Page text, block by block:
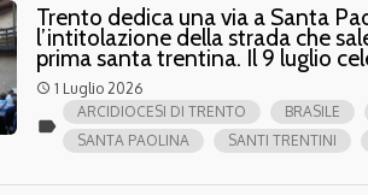
Trento dedica una via a Santa
l’intitolazione della strada che
prima santa trentina. Il 9 luglio
access_time 1 Luglio 2026
label
ARCIDIOCESI DI TRENTO BRASILE
SANTA PAOLINA
SANTI TRENTINI